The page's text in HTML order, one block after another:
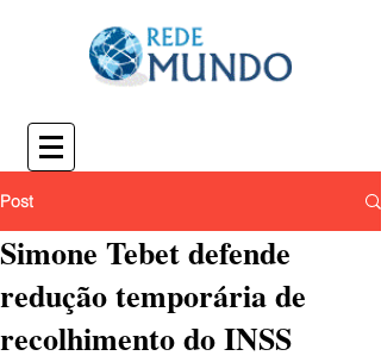
Post
Simone Tebet defende
redução temporária de
recolhimento do INSS